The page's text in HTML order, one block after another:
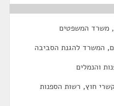
משרד המשפטים
המשרד להגנת הסביבה
והנמלים
חוץ, רשות הספנות